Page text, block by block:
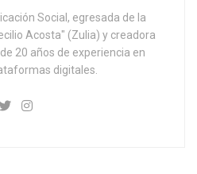
Social, egresada de la
Acosta" (Zulia) y creadora
20 años de experiencia en
digitales.